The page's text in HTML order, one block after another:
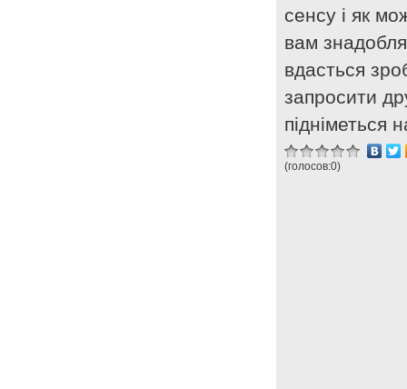
сенсу і як
вам
вдасться
запросити
підніметься
(голосов:0)